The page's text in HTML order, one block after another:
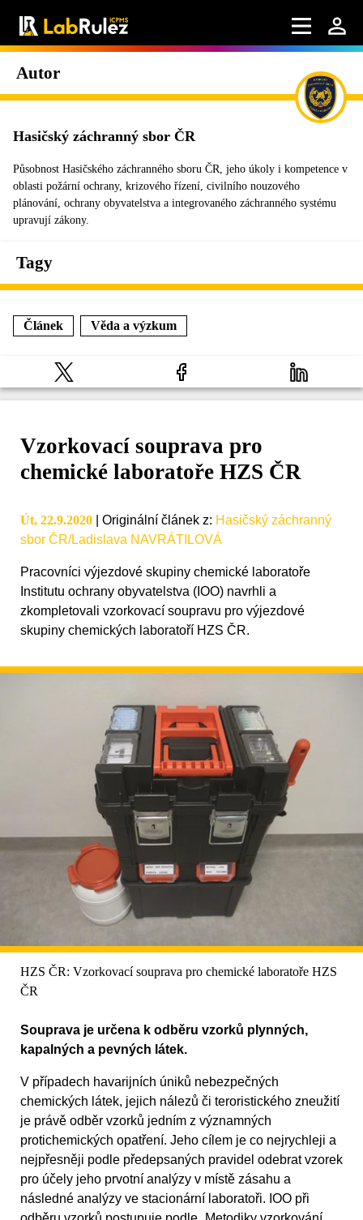
Autor
Hasičský záchranný sbor ČR
Působnost Hasičského záchranného sboru ČR, jeho úkoly i kompetence v
oblasti požární ochrany, krizového řízení, civilního nouzového
plánování, ochrany obyvatelstva a integrovaného záchranného systému
upravují zákony.
Tagy
Článek Věda a výzkum
Vzorkovací souprava pro
chemické laboratoře HZS ČR
Út, 22.9.2020 Originální článek z: Hasičský záchranný
sbor ČR/Ladislava NAVRÁTILOVÁ
Pracovníci výjezdové skupiny chemické laboratoře
Institutu ochrany obyvatelstva (IOO) navrhli a
zkompletovali vzorkovací soupravu pro výjezdové
skupiny chemických laboratoří HZS ČR.
HZS ČR: Vzorkovací souprava pro chemické laboratoře HZS
ČR
Souprava je určena k odběru vzorků plynných,
kapalných a pevných látek.
V případech havarijních úniků nebezpečných
chemických látek, jejich nálezů či teroristického zneužití
je právě odběr vzorků jedním z významných
protichemických opatření. Jeho cílem je co nejrychleji a
nejpřesněji podle předepsaných pravidel odebrat vzorek
pro účely jeho prvotní analýzy v místě zásahu a
následné analýzy ve stacionární laboratoři. IOO při